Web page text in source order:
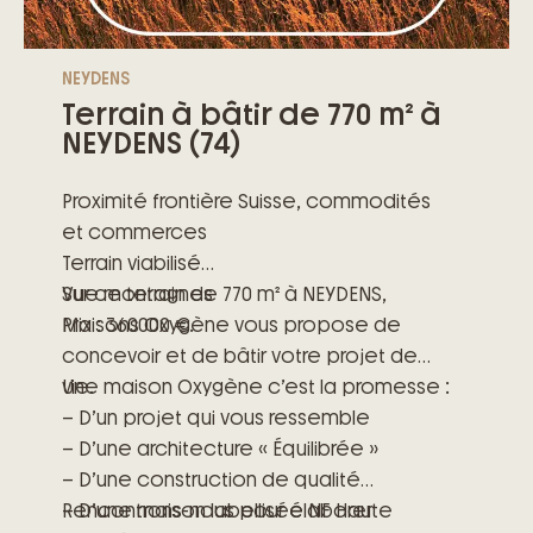
NEYDENS
Terrain à bâtir de 770 m² à
NEYDENS (74)
Proximité frontière Suisse, commodités
et commerces
Terrain viabilisé
Vue montagnes
Prix : 360000 €.
Sur ce terrain de 770 m² à NEYDENS,
Maisons Oxygène vous propose de
concevoir et de bâtir votre projet de
vie.
Une maison Oxygène c’est la promesse :
– D’un projet qui vous ressemble
– D’une architecture « Équilibrée »
– D’une construction de qualité
– D’une maison labellisée NF Haute
Rencontrons-nous pour élaborer